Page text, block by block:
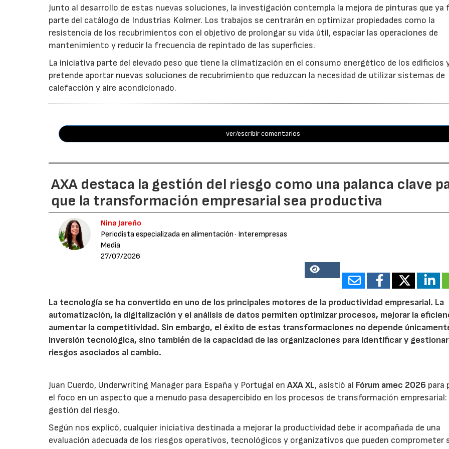
Junto al desarrollo de estas nuevas soluciones, la investigación contempla la mejora de pinturas que ya
parte del catálogo de Industrias Kolmer. Los trabajos se centrarán en optimizar propiedades como la
resistencia de los recubrimientos con el objetivo de prolongar su vida útil, espaciar las operaciones de
mantenimiento y reducir la frecuencia de repintado de las superficies.
La iniciativa parte del elevado peso que tiene la climatización en el consumo energético de los edificios
pretende aportar nuevas soluciones de recubrimiento que reduzcan la necesidad de utilizar sistemas de
calefacción y aire acondicionado.
ver/escribir comentarios
AXA destaca la gestión del riesgo como una palanca clave
que la transformación empresarial sea productiva
Nina Jareño
Periodista especializada en alimentación · Interempresas
Media
27/07/2026
13948
La tecnología se ha convertido en uno de los principales motores de la productividad empresarial. La
automatización, la digitalización y el análisis de datos permiten optimizar procesos, mejorar la
aumentar la competitividad. Sin embargo, el éxito de estas transformaciones no depende
inversión tecnológica, sino también de la capacidad de las organizaciones para identificar y
riesgos asociados al cambio.
Juan Cuerdo, Underwriting Manager para España y Portugal enAXA XL, asistió al Fórum amec 2026 para
el foco en un aspecto que a menudo pasa desapercibido en los procesos de transformación empresarial:
gestión del riesgo.
Según nos explicó, cualquier iniciativa destinada a mejorar la productividad debe ir acompañada de una
evaluación adecuada de los riesgos operativos, tecnológicos y organizativos que pueden comprometer